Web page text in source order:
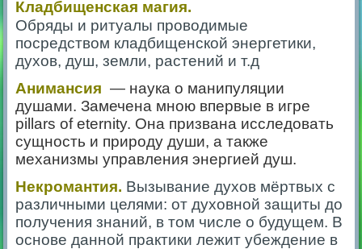
Кладбищенская магия.
Обряды и ритуалы проводимые
посредством кладбищенской энергетики,
духов, душ, земли, растений и т.д
Анимансия — наука о манипуляции
душами. Замечена мною впервые в игре
pillars of eternity. Она призвана исследовать
сущность и природу души, а также
механизмы управления энергией душ.
Некромантия. Вызывание духов мёртвых с
различными целями: от духовной защиты до
получения знаний, в том числе о будущем. В
основе данной практики лежит убеждение в